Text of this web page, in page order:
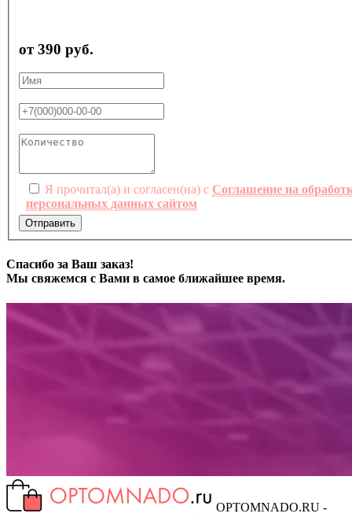
от 390 руб.
Я прочитал(а) и согласен(на) с Соглашение на
персональных данных сайтом
Отправить
Спасибо за Ваш заказ!
Мы свяжемся с Вами в самое ближайшее время.
OPTOMNADO.RU -